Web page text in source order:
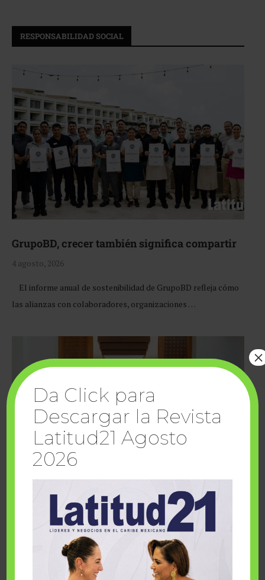
RESPONSABILIDAD SOCIAL
GrupoBD, crecer también significa compartir
4 agosto, 2026
El informe anual de sostenibilidad de GrupoBD refleja cómo
las alianzas con colaboradores, organizaciones …
Cuando la solidaridad inspira; cumplen
sueños Fairmont Mayakoba y Make-A-Wish
Da Click para
Descargar la Revista
Latitud21 Agosto
2026
×